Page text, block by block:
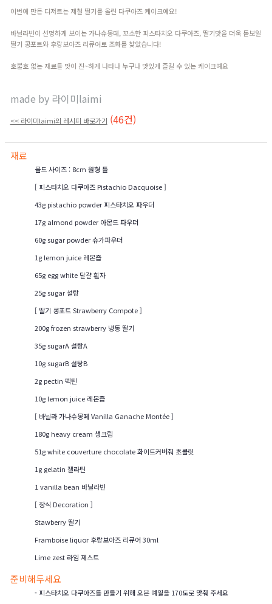
이번에 만든 디저트는 제철 딸기를 올린 다쿠아즈 케이크예요!
바닐라빈이 선명하게 보이는 가나슈몽떼, 꼬소한 피스타치오 다쿠아즈, 딸기맛을 더욱 돋보일
딸기 콩포트와 후랑보아즈 리큐어로 조화를 찾았습니다!
호불호 없는 재료들 맛이 진~하게 나타나 누구나 맛있게 즐길 수 있는 케이크예요
made by 라이미laimi
<< 라이미laimi의 레시피 바로가기 (46건)
재료
몰드 사이즈 : 8cm 원형 틀
[ 피스타치오 다쿠아즈 Pistachio Dacquoise ]
43g pistachio powder 피스타치오 파우더
17g almond powder 아몬드 파우더
60g sugar powder 슈가파우더
1g lemon juice 레몬즙
65g egg white 달걀 흰자
25g sugar 설탕
[ 딸기 콩포트 Strawberry Compote ]
200g frozen strawberry 냉동 딸기
35g sugarA 설탕A
10g sugarB 설탕B
2g pectin 펙틴
10g lemon juice 레몬즙
[ 바닐라 가나슈몽떼 Vanilla Ganache Montée ]
180g heavy cream 생크림
51g white couverture chocolate 화이트커버춰 초콜릿
1g gelatin 젤라틴
1 vanilla bean 바닐라빈
[ 장식 Decoration ]
Stawberry 딸기
Framboise liquor 후랑보아즈 리큐어 30ml
Lime zest 라임 제스트
준비해두세요
- 피스타치오 다쿠아즈를 만들기 위해 오븐 예열을 170도로 맞춰 주세요